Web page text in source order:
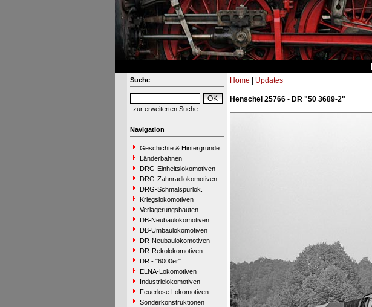
Suche
zur erweiterten Suche
Navigation
Geschichte & Hintergründe
Länderbahnen
DRG-Einheitslokomotiven
DRG-Zahnradlokomotiven
DRG-Schmalspurlok.
Kriegslokomotiven
Verlagerungsbauten
DB-Neubaulokomotiven
DB-Umbaulokomotiven
DR-Neubaulokomotiven
DR-Rekolokomotiven
DR - "6000er"
ELNA-Lokomotiven
Industrielokomotiven
Feuerlose Lokomotiven
Sonderkonstruktionen
Home Updates
Henschel 25766 - DR "50 3689-2"